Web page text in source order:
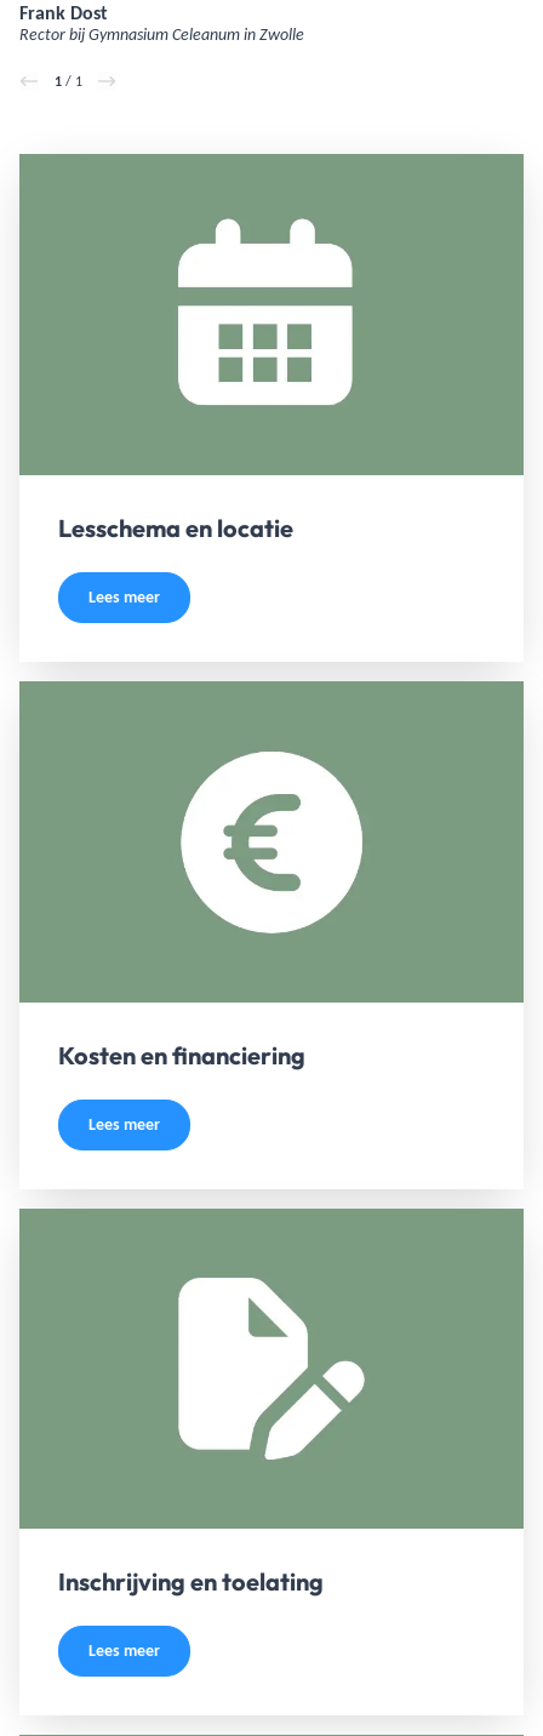
Frank Dost
Rector bij Gymnasium Celeanum in Zwolle
1/ 1
Lesschema en locatie
Lees meer
Kosten en financiering
Lees meer
Inschrijving en toelating
Lees meer